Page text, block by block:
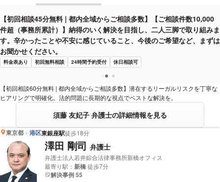
【初回相談45分無料 | 都内全域からご相談多数】【ご相談件数10,000
件超（事務所累計）】納得のいく解決を目指し、二人三脚で取り組みま
す。辛かったことや不安に感じていること、今後のご希望など、まずは
お聞かせください。
料金表あり 初回無料相談 24時間予約受付 休日相談可
【初回相談60分無料 | 都内全域からご相談多数】潜在するリーガルリスクを丁寧な
ヒアリングで明確化。法的問題に長期的な視点でベストな解決を。
須藤 友妃子 弁護士の詳細情報を見る
東京都 港区東銀座駅徒歩18分
澤田 剛司 弁護士
弁護士法人若井綜合法律事務所新橋オフィス
最寄り駅： 新橋徒歩7分
解決事例 55